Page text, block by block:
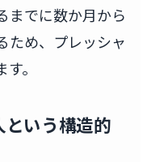
までに数か月から
ため、プレッシャ
。
いう構造的